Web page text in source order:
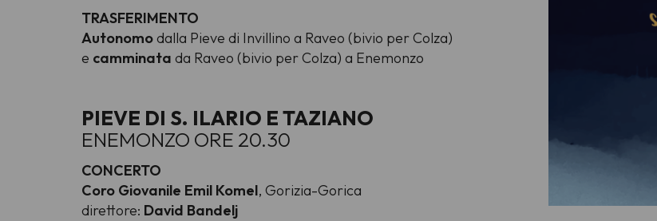
TRASFERIMENTO
Autonomodalla Pieve di Invillino a Raveo (bivio per Colza)
e camminata da Raveo (bivio per Colza) a Enemonzo
PIEVE DI S. ILARIO E TAZIANO
ENEMONZO ORE 20.30
CONCERTO
Coro Giovanile Emil Komel, Gorizia-Gorica
direttore: David Bandelj